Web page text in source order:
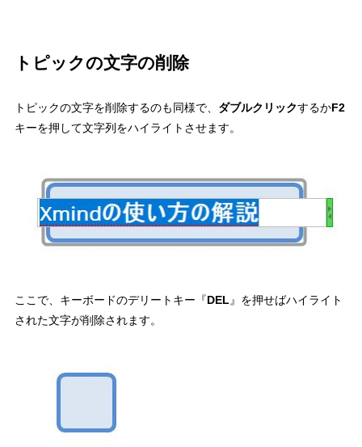
トピックの文字の削除
トピックの文字を削除するのも同様で、 ダブルクリックするかF2
キーを押して文字列をハイライトさせます。
ここで、キーボードのデリートキー『DEL 』を押せばハイライト
された文字が削除されます。